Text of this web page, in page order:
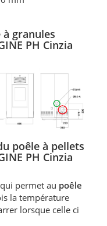
granules
PH Cinzia
poêle à pellets
PH Cinzia
qui permet au poêle
la température
lorsque celle ci